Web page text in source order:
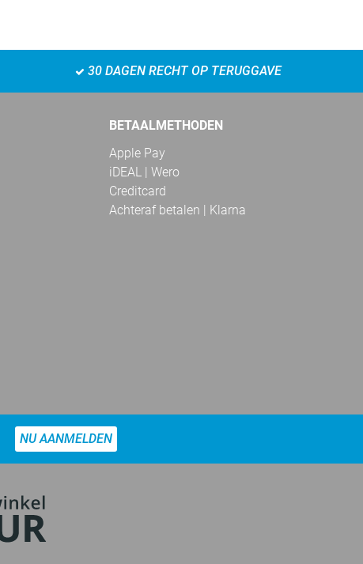
30 DAGEN RECHT OP TERUGGAVE
BETAALMETHODEN
Apple Pay
iDEAL | Wero
Creditcard
Achteraf betalen | Klarna
NU AANMELDEN